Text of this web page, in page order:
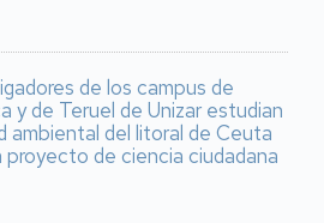
de los campus de
y de Teruel de Unizar estudian
ambiental del litoral de Ceuta
proyecto de ciencia ciudadana